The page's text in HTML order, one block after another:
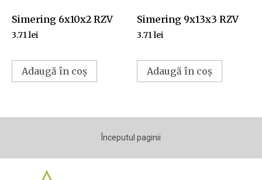
Simering 6x10x2 RZV
3.71lei
Adaugă în coș
Simering 9x13x3 RZV
3.71lei
Adaugă în coș
Începutul paginii